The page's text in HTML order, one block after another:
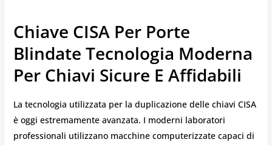
Chiave CISA Per Porte
Blindate Tecnologia Moderna
Per Chiavi Sicure E Affidabili
La tecnologia utilizzata per la duplicazione delle chiavi CISA
è oggi estremamente avanzata. I moderni laboratori
professionali utilizzano macchine computerizzate capaci di